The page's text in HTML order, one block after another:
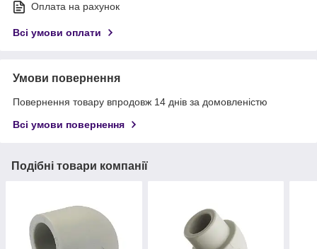
Оплата на рахунок
Всі умови оплати
Умови повернення
Повернення товару впродовж 14 днів за домовленістю
Всі умови повернення
Подібні товари компанії